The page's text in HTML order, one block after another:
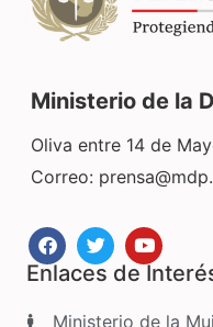
Ministerio de la
Oliva entre 14 de
Correo:
Enlaces de
Ministerio de la